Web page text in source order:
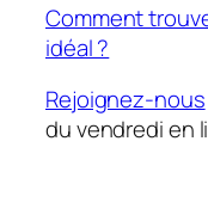
Comment
idéal ?
Rejoignez-nous
du vendredi en